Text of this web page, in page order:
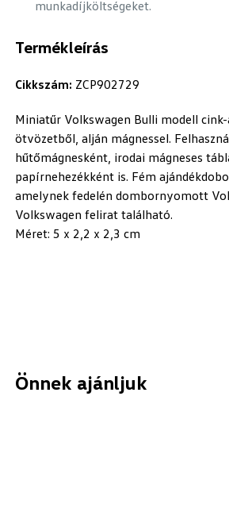
Termékleírás
Cikkszám: ZCP902729
Miniatűr Volkswagen Bulli modell
ötvözetből, alján mágnessel.
hűtőmágnesként, irodai mágneses
papírnehezékként is. Fém
amelynek fedelén dombornyomott
Volkswagen felirat található.
Méret: 5 x 2,2 x 2,3 cm
munkadíjköltségeket.
Önnek ajánljuk